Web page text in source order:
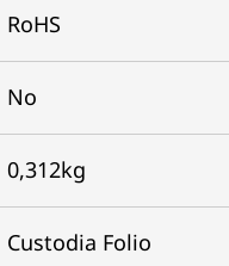
RoHS
No
0,312kg
Custodia Folio